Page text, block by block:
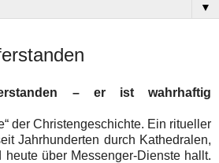
▼
– er ist wahrhaftig
der Christengeschichte. Ein ritueller
Jahrhunderten durch Kathedralen,
heute über Messenger-Dienste hallt.